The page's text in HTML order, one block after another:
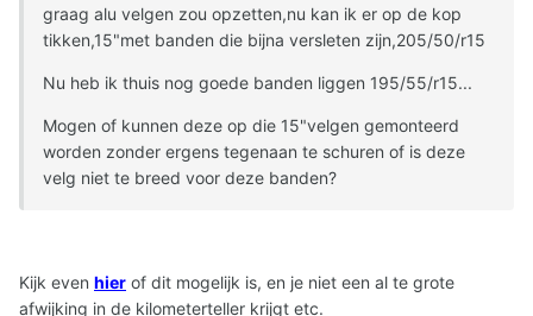
graag alu velgen zou opzetten,nu kan ik er op de kop
tikken,15"met banden die bijna versleten zijn,205/50/r15
Nu heb ik thuis nog goede banden liggen 195/55/r15...
Mogen of kunnen deze op die 15"velgen gemonteerd
worden zonder ergens tegenaan te schuren of is deze
velg niet te breed voor deze banden?
Kijk even hier of dit mogelijk is, en je niet een al te grote
afwijking in de kilometerteller krijgt etc.